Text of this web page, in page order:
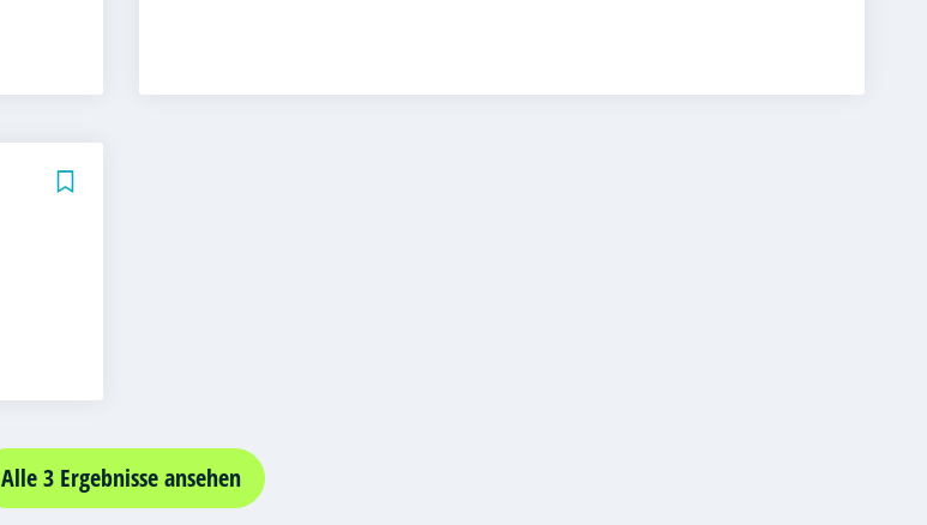
Alle 3 Ergebnisse ansehen